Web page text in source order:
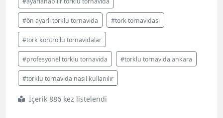
#ön ayarlı torklu tornavida #tork tornavidası
#tork kontrollü tornavidalar
#profesyonel torklu tornavida #torklu tornavida ankara
#torklu tornavida nasıl kullanılır
İçerik 886 kez listelendi